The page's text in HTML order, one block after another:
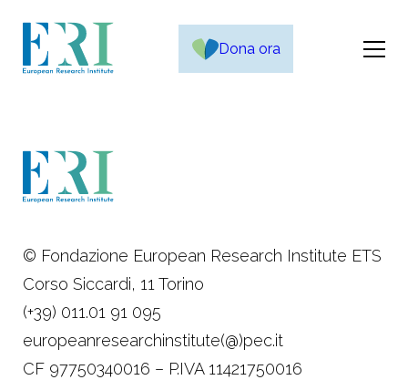
Dona ora
© Fondazione European Research Institute ETS
Corso Siccardi, 11 Torino
(+39) 011.01 91 095
europeanresearchinstitute(@)pec.it
CF 97750340016 – P.IVA 11421750016